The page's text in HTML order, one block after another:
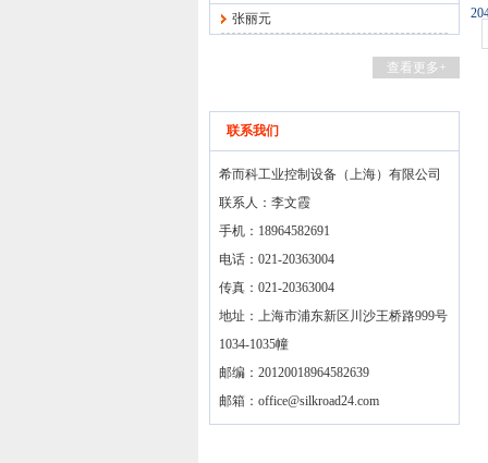
张丽元
查看更多+
联系我们
希而科工业控制设备（上海）有限公司
联系人：李文霞
手机：18964582691
电话：021-20363004
传真：021-20363004
地址：上海市浦东新区川沙王桥路999号
1034-1035幢
邮编：20120018964582639
邮箱： office@silkroad24.com